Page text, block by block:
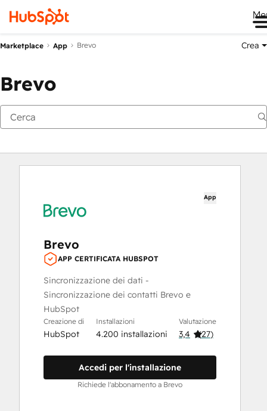
Marketplace App Brevo Crea
Brevo
App
Brevo
APP CERTIFICATA HUBSPOT
Sincronizzazione dei dati -
Sincronizzazione dei contatti Brevo e
HubSpot
Creazione di
HubSpot
Installazioni
4.200 installazioni
Valutazione
3,4 (27)
Accedi per l'installazione
Richiede l'abbonamento a Brevo